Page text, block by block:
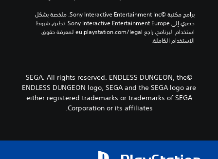
الاستخدام الكاملة.
©SEGA. All rights reserved. ENDLESS DUNGEON, the
ENDLESS DUNGEON logo, SEGA and the SEGA logo are
either registered trademarks or trademarks of SEGA
Corporation or its affiliates.